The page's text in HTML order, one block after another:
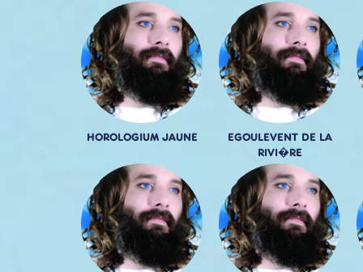
HOROLOGIUM JAUNE
EGOULEVENT DE LA
RIVI�RE